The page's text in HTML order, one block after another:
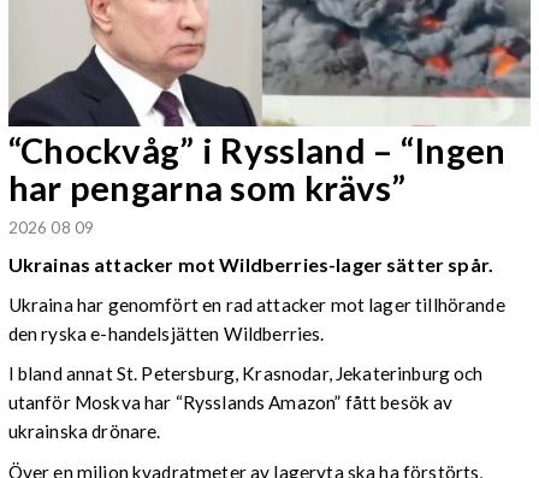
“Chockvåg” i Ryssland – “Ingen
har pengarna som krävs”
2026 08 09
Ukrainas attacker mot Wildberries-lager sätter spår.
Ukraina har genomfört en rad attacker mot lager tillhörande
den ryska e-handelsjätten Wildberries.
I bland annat St. Petersburg, Krasnodar, Jekaterinburg och
utanför Moskva har “Rysslands Amazon” fått besök av
ukrainska drönare.
Över en miljon kvadratmeter av lageryta ska ha förstörts,